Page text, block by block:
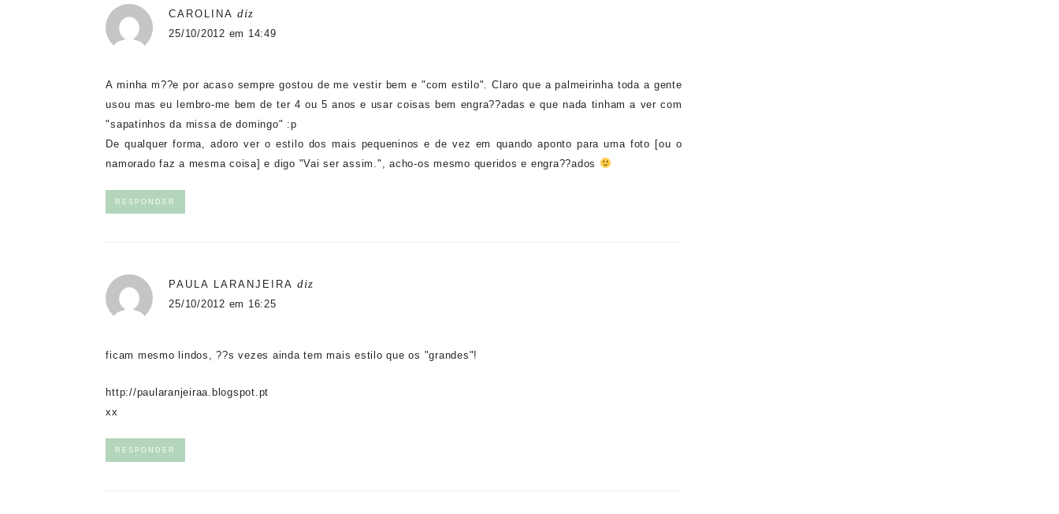
CAROLINA diz
25/10/2012 em 14:49
A minha m??e por acaso sempre gostou de me vestir bem e "com estilo". Claro que a palmeirinha toda a gente
usou mas eu lembro-me bem de ter 4 ou 5 anos e usar coisas bem engra??adas e que nada tinham a ver com
"sapatinhos da missa de domingo" :p
De qualquer forma, adoro ver o estilo dos mais pequeninos e de vez em quando aponto para uma foto [ou o
namorado faz a mesma coisa] e digo "Vai ser assim.", acho-os mesmo queridos e engra??ados
RESPONDER
PAULA LARANJEIRA diz
25/10/2012 em 16:25
ficam mesmo lindos, ??s vezes ainda tem mais estilo que os "grandes"!
http://paularanjeiraa.blogspot.pt
xx
RESPONDER